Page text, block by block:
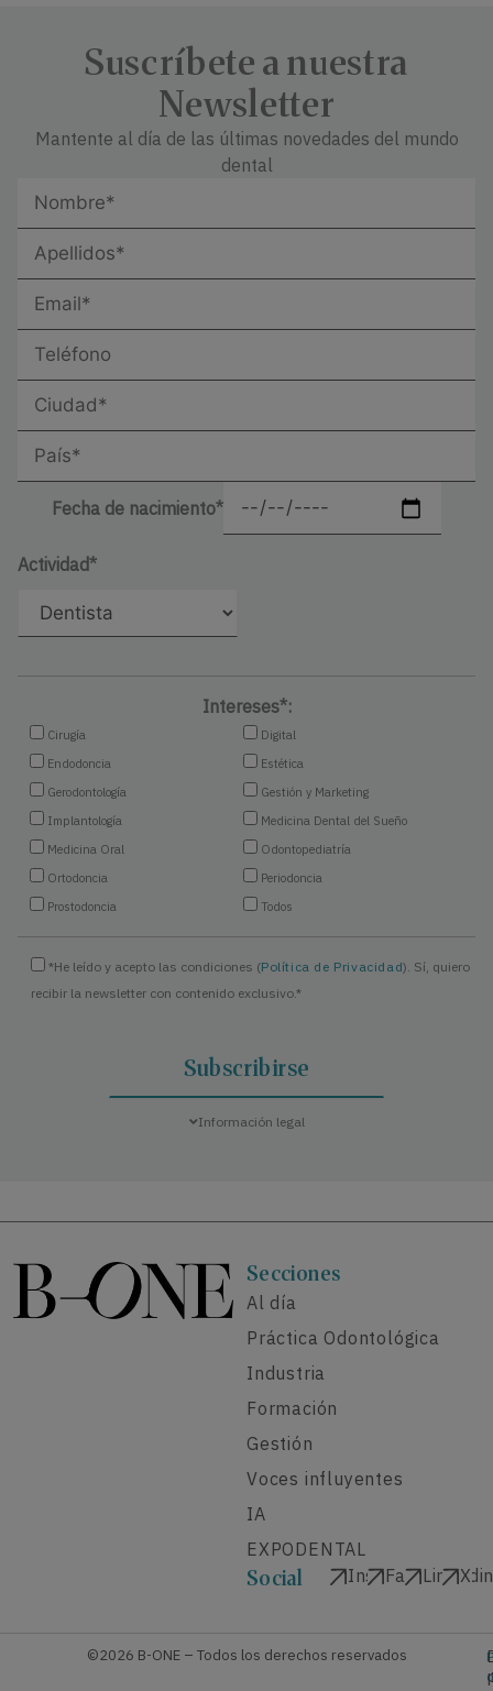
Suscríbete a nuestra
Newsletter
Mantente al día de las últimas novedades del mundo
dental
Fecha de nacimiento*
Actividad*
Intereses*:
Cirugía
Digital
Endodoncia
Estética
Gerodontología
Gestión y Marketing
Implantología
Medicina Dental del Sueño
Medicina Oral
Odontopediatría
Ortodoncia
Periodoncia
Prostodoncia
Todos
*He leído y acepto las condiciones (Política de Privacidad). Sí, quiero
recibir la newsletter con contenido exclusivo.*
Información legal
Secciones
Al día
Práctica Odontológica
Industria
Formación
Gestión
Voces influyentes
IA
EXPODENTAL
Social Instagram
Facebook
X
©2026 B-ONE – Todos los derechos reservados